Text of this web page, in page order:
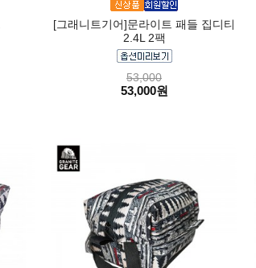
[그래니트기어]문라이트 패들 집디티
2.4L 2팩
53,000
53,000원